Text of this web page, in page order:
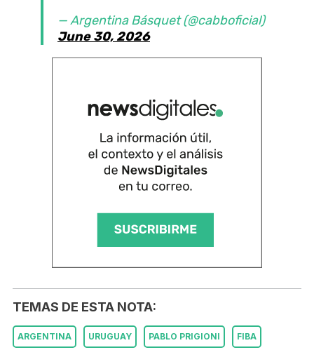
— Argentina Básquet (@cabboficial)
June 30, 2026
TEMAS DE ESTA NOTA:
ARGENTINA URUGUAY PABLO PRIGIONI FIBA